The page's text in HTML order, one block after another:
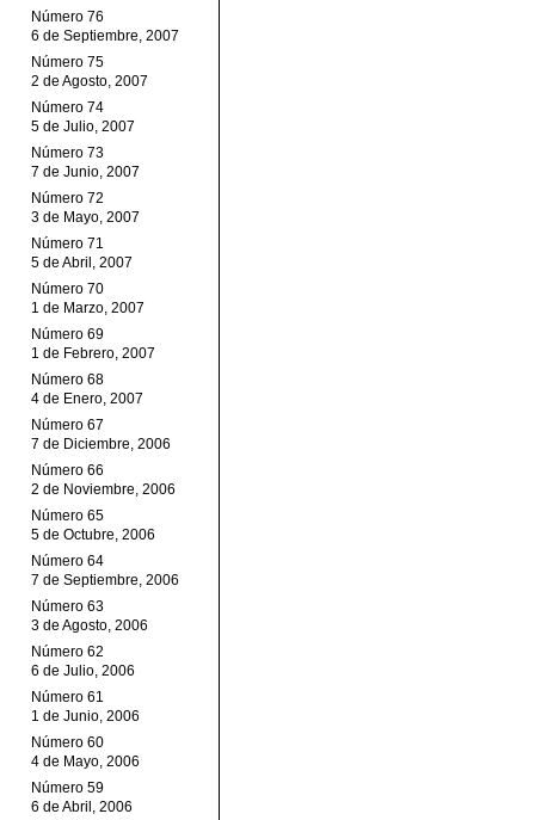
Número 76
6 de Septiembre, 2007
Número 75
2 de Agosto, 2007
Número 74
5 de Julio, 2007
Número 73
7 de Junio, 2007
Número 72
3 de Mayo, 2007
Número 71
5 de Abril, 2007
Número 70
1 de Marzo, 2007
Número 69
1 de Febrero, 2007
Número 68
4 de Enero, 2007
Número 67
7 de Diciembre, 2006
Número 66
2 de Noviembre, 2006
Número 65
5 de Octubre, 2006
Número 64
7 de Septiembre, 2006
Número 63
3 de Agosto, 2006
Número 62
6 de Julio, 2006
Número 61
1 de Junio, 2006
Número 60
4 de Mayo, 2006
Número 59
6 de Abril, 2006